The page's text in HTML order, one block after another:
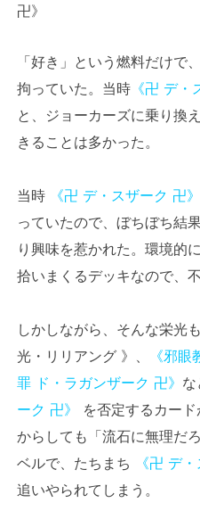
卍》
「好き」という燃料だけで
拘っていた。当時 《卍 デ・
と、ジョーカーズに乗り換
きることは多かった。
当時 《卍 デ・スザーク 卍》
っていたので、ぼちぼち結
り興味を惹かれた。環境的
拾いまくるデッキなので、
しかしながら、そんな栄光
光・リリアング 》、
《邪眼
罪 ド・ラガンザーク 卍》
ーク 卍》
を否定するカー
からしても「流石に無理だ
ベルで、たちまち
《卍 デ
追いやられてしまう。